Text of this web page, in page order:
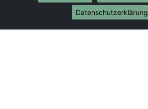
Internationale-Umzüge
Umzug von Potsdam nach Brasilien
Datenschutzerklärung